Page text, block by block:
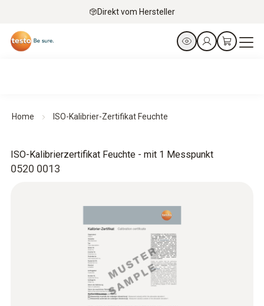
Direkt vom Hersteller
Home ISO-Kalibrier-Zertifikat Feuchte
0520 0013
ISO-Kalibrierzertifikat Feuchte - mit 1 Messpunkt